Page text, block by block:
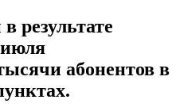
результате
июля
абонентов в